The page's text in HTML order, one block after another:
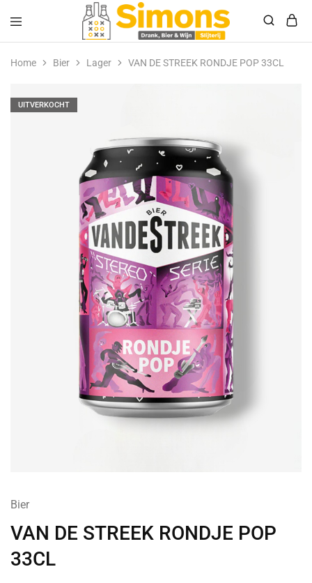
Simonsdrank.nl
Drank,
Bier
&
Home Bier Lager VAN DE STREEK RONDJE POP 33CL
UITVERKOCHT
Bier
VAN DE STREEK RONDJE POP
33CL